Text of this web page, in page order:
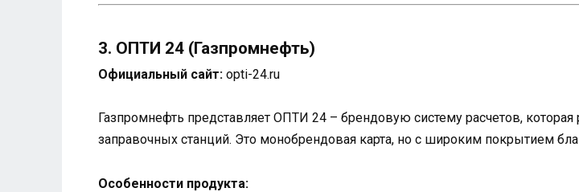
3. ОПТИ 24 (Газпромнефть)
Официальный сайт: opti-24.ru
Газпромнефть представляет ОПТИ 24 – брендовую систему расчетов,
заправочных станций. Это монобрендовая карта, но с широким покрытием
Особенности продукта: